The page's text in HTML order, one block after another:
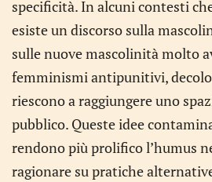
specificità. In alcuni contesti
esiste un discorso sulla
sulle nuove mascolinità molto
femminismi antipunitivi,
riescono a raggiungere uno
pubblico. Queste idee
rendono più prolifico l’humus
ragionare su pratiche